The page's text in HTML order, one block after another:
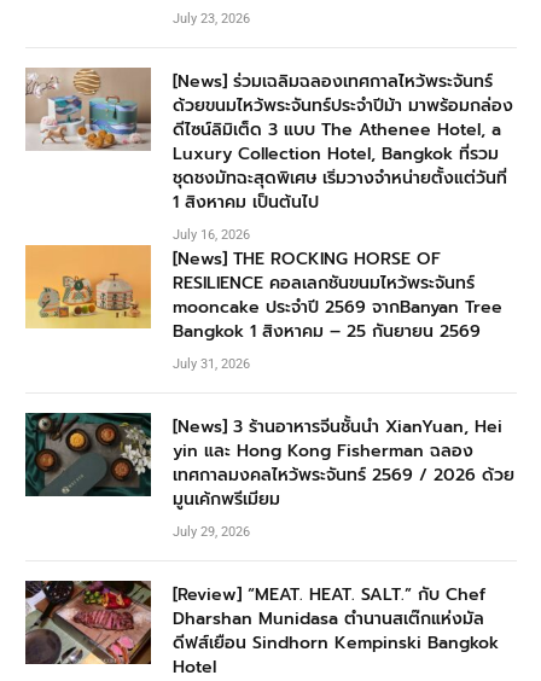
July 23, 2026
[News] ร่วมเฉลิมฉลองเทศกาลไหว้พระจันทร์
ด้วยขนมไหว้พระจันทร์ประจำปีม้า มาพร้อมกล่อง
ดีไซน์ลิมิเต็ด 3 แบบ The Athenee Hotel, a
Luxury Collection Hotel, Bangkok ที่รวม
ชุดชงมัทฉะสุดพิเศษ เริ่มวางจำหน่ายตั้งแต่วันที่
1 สิงหาคม เป็นต้นไป
July 16, 2026
[News] THE ROCKING HORSE OF
RESILIENCE คอลเลกชันขนมไหว้พระจันทร์
mooncake ประจำปี 2569 จากBanyan Tree
Bangkok 1 สิงหาคม – 25 กันยายน 2569
July 31, 2026
[News] 3 ร้านอาหารจีนชั้นนำ XianYuan, Hei
yin และ Hong Kong Fisherman ฉลอง
เทศกาลมงคลไหว้พระจันทร์ 2569 / 2026 ด้วย
มูนเค้กพรีเมียม
July 29, 2026
[Review] “MEAT. HEAT. SALT.” กับ Chef
Dharshan Munidasa ตำนานสเต๊กแห่งมัล
ดีฟส์เยือน Sindhorn Kempinski Bangkok
Hotel